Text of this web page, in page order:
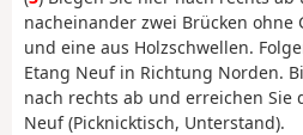
nacheinander zwei Brücken ohne
und eine aus Holzschwellen.
Etang Neuf in Richtung Norden.
nach rechts ab und erreichen Sie
Neuf (Picknicktisch, Unterstand).